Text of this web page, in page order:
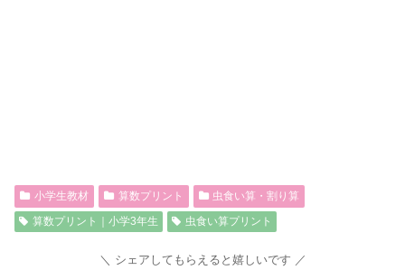
小学生教材 算数プリント
虫食い算・割り算
算数プリント｜小学3年生
虫食い算プリント
シェアしてもらえると嬉しいです